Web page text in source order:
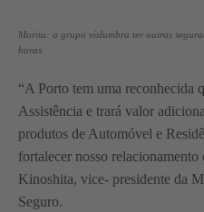
Morita: o grupo vislumbra ter outras
horas
“A Porto tem uma reconhecida
Assistência e trará valor
produtos de Automóvel e
fortalecer nosso
Kinoshita, vice- presidente da
Seguro.